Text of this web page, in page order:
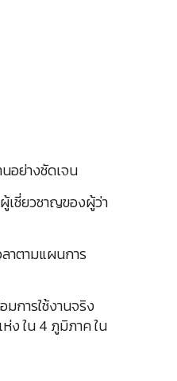
อย่างชัดเจน
ชี่ยวชาญของผู้ว่า
าตามแผนการ
การใช้งานจริง
ใน 4 ภูมิภาค ใน